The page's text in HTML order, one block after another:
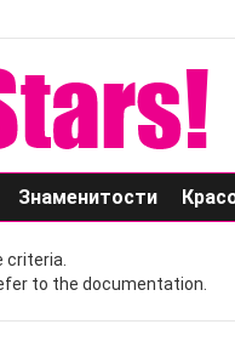
Знаменитости
criteria.
to the documentation.